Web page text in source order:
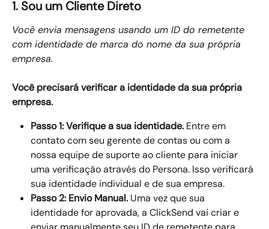
1. Sou um Cliente Direto
Você envia mensagens usando um ID do remetente
com identidade de marca do nome da sua própria
empresa.
Você precisará verificar a identidade da sua própria
empresa.
Passo 1: Verifique a sua identidade. Entre em
contato com seu gerente de contas ou com a
nossa equipe de suporte ao cliente para iniciar
uma verificação através do Persona. Isso verificará
sua identidade individual e de sua empresa.
Passo 2: Envio Manual. Uma vez que sua
identidade for aprovada, a ClickSend vai criar e